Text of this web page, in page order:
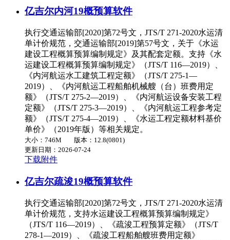
亿吉尔内河19概预算软件
执行交通运输部[2020]第72号文，JTS/T 271-2020水运清
单计价规范，交通运输部[2019]第57号文，关于《水运
建设工程概算预算编制规定》及其配套定额。支持《水
运建设工程概算预算编制规定》（JTS/T 116—2019）、
《内河航运水工建筑工程定额》（JTS/T 275-1—
2019）、《内河航运工程船舶机械艘（台）班费用定
额》（JTS/T 275-2—2019）、《内河航运设备安装工程
定额》（JTS/T 275-3—2019）、《内河航运工程参考定
额》（JTS/T 275-4—2019）、《水运工程定额材料基价
单价》（2019年版）等相关规定。
大小：746M
版本：12.8(0801)
更新日期：2026-07-24
下载附件
亿吉尔疏浚19概预算软件
执行交通运输部[2020]第72号文，JTS/T 271-2020水运清
单计价规范，支持水运建设工程概算预算编制规定》
（JTS/T 116—2019）、《疏浚工程预算定额》（JTS/T
278-1—2019）、《疏浚工程船舶艘班费用定额》